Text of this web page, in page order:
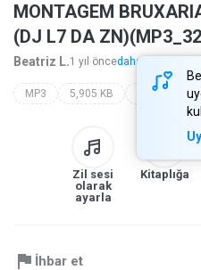
MONTAGEM
(DJ L7 DA
Beatriz L.1 yıl öncedaha fazla...
MP3 5,905 KB
Zil sesi
olarak
ayarla
Kitaplığa
İhbar et